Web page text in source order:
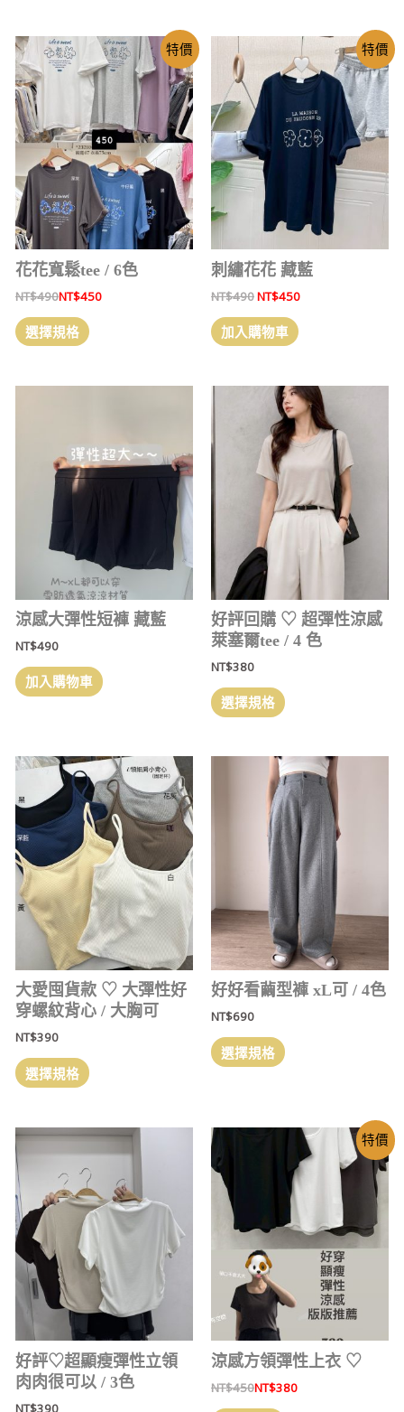
特價
花花寬鬆tee / 6色
NT$490NT$450
選擇規格
特價
刺繡花花 藏藍
NT$490NT$450
加入購物車
涼感大彈性短褲 藏藍
NT$490
加入購物車
好評回購 ‎♡ 超彈性涼感
萊塞爾tee / 4 色
NT$380
選擇規格
大愛囤貨款 ‎♡ 大彈性好
穿螺紋背心 / 大胸可
NT$390
選擇規格
好好看繭型褲 xL可 / 4色
NT$690
選擇規格
好評‎♡超顯瘦彈性立領
肉肉很可以 / 3色
NT$390
特價
涼感方領彈性上衣 ‎♡
NT$450NT$380